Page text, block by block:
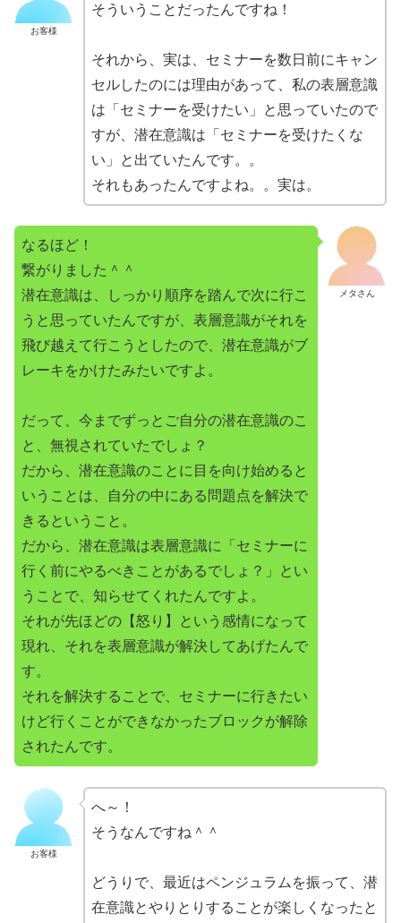
お客様
そういうことだったんですね！
それから、実は、セミナーを数日前にキャン
セルしたのには理由があって、私の表層意識
は「セミナーを受けたい」と思っていたので
すが、潜在意識は「セミナーを受けたくな
い」と出ていたんです。。
それもあったんですよね。。実は。
メタさん
なるほど！
繋がりました＾＾
潜在意識は、しっかり順序を踏んで次に行こ
うと思っていたんですが、表層意識がそれを
飛び越えて行こうとしたので、潜在意識がブ
レーキをかけたみたいですよ。
だって、今までずっとご自分の潜在意識のこ
と、無視されていたでしょ？
だから、潜在意識のことに目を向け始めると
いうことは、自分の中にある問題点を解決で
きるということ。
だから、潜在意識は表層意識に「セミナーに
行く前にやるべきことがあるでしょ？」とい
うことで、知らせてくれたんですよ。
それが先ほどの【怒り】という感情になって
現れ、それを表層意識が解決してあげたんで
す。
それを解決することで、セミナーに行きたい
けど行くことができなかったブロックが解除
されたんです。
お客様
へ～！
そうなんですね＾＾
どうりで、最近はペンジュラムを振って、潜
在意識とやりとりすることが楽しくなったと